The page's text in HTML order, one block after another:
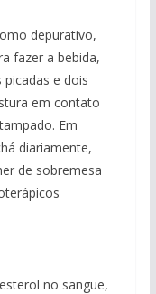
depurativo,
fazer a bebida,
e dois
em contato
Em
diariamente,
de sobremesa
no sangue,